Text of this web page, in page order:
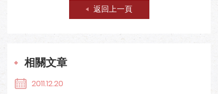
返回上一頁
相關文章
2011.12.20